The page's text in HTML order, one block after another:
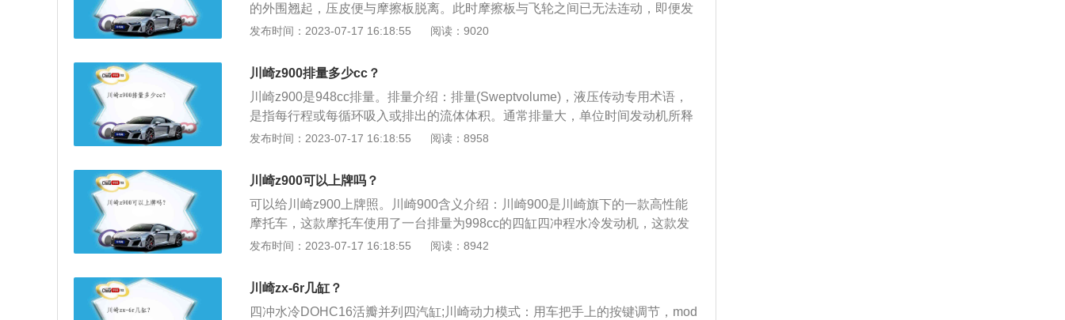
的外围翘起，压皮便与摩擦板脱离。此时摩擦板与飞轮之间已无法连动，即便发
动机持续运转，动力并不会传递至变速箱及车轮，此时，驾驶者便可以进行换档
擦片接触不到外壳，动力不能传递。曲轴转速高，因为离心力作用使摩擦片向外
甩，接触到外壳，动力就可以传递出去。
发布时间：2023-07-17 16:18:55 阅读：9020
川崎z900排量多少cc？
川崎z900是948cc排量。排量介绍：排量(Sweptvolume)，液压传动专用术语，
是指每行程或每循环吸入或排出的流体体积。通常排量大，单位时间发动机所释
放的能量（即将燃料的化学能转化为机械能）大，也就是“动力性”好。排量计算
塞位于下止点时其顶部与气缸盖之间的容积。发动机排量，发动机所有气缸排量
塞行程）。
发布时间：2023-07-17 16:18:55 阅读：8958
川崎z900可以上牌吗？
可以给川崎z900上牌照。川崎900含义介绍：川崎900是川崎旗下的一款高性能
摩托车，这款摩托车使用了一台排量为998cc的四缸四冲程水冷发动机，这款发
动机的最大功率为162kw，这款发动机的压缩比是8.5比1，缸径为76毫米，行程
这款摩托车拥有300马力，最高速度能够达到410公里每小时。机械增压技术大大
提高了发动机的进气量，进气量提高了再提高喷油量就可以提高发动机的动力。
发布时间：2023-07-17 16:18:55 阅读：8942
川崎zx-6r几缸？
四冲水冷DOHC16活瓣并列四汽缸;川崎动力模式：用车把手上的按键调节，mod